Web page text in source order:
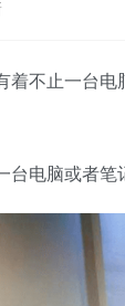
着不止一台
电脑或者笔